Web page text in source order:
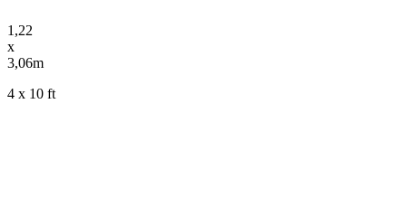
1,22
x
3,06m
4 x 10 ft